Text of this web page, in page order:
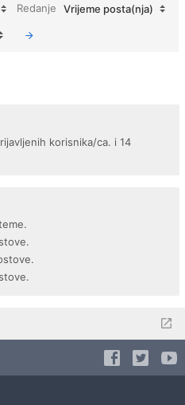
Redanje Vrijeme posta(nja)
korisnika/ca. i 14